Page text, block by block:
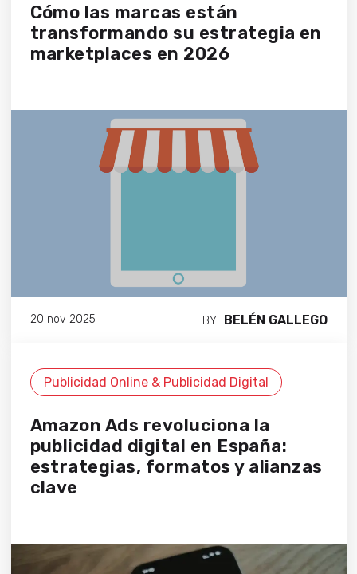
Cómo las marcas están
transformando su estrategia en
marketplaces en 2026
20 nov 2025 BY BELÉN GALLEGO
Publicidad Online & Publicidad Digital
Amazon Ads revoluciona la
publicidad digital en España:
estrategias, formatos y alianzas
clave